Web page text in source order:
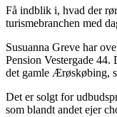
Få indblik i, hvad der
turismebranchen med
Susuanna Greve har
Pension Vestergade
det gamle Ærøskøbing,
Det er solgt for
som blandt andet ejer